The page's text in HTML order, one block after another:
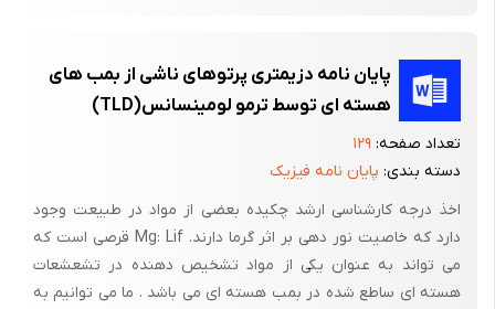
امروزه با بالا رفتن جمعیت جهان کشاورزی از اهمیت بالایی برخوردار
شده است وتامین و امنیت غذایی از مهمترین دغدغه های هر کشور
می‌باشد.یکی از مهمترین چالش‌های کشاورزی خسارات ضایعاتی است
که به محصولات کشاورزی وارد می‌شود بطوریکه گفته‌می‌شود‌امروزه
بیش از یک سوم محصولات کشاورزی در جهان از بین
می‌روند.وجودآفات گوناگونی که به محصولات کشاورزی حمله ور شده
وباعث نابودی آنها می‌گردد باعث شده از دیربازانسانها بفکر یافتن
روشهای گوناگون برای از میان برداشتن این آفات ودر بدست آوردن
پایان نامه دزیمتری پرتوهای ناشی از بمب های
هسته ای توسط ترمو لومینسانس(TLD)
تعداد صفحه: ۱۲۹
دسته بندی: پایان نامه فیزیک
اخذ درجه کارشناسی ارشد چکیده بعضی از مواد در طبیعت وجود
دارد که خاصیت نور دهی بر اثر گرما دارند. Mg: Lif قرصی است که
می تواند به عنوان یکی از مواد تشخیص دهنده در تشعشعات
هسته ای ساطع شده در بمب هسته ای می باشد . ما می توانیم به